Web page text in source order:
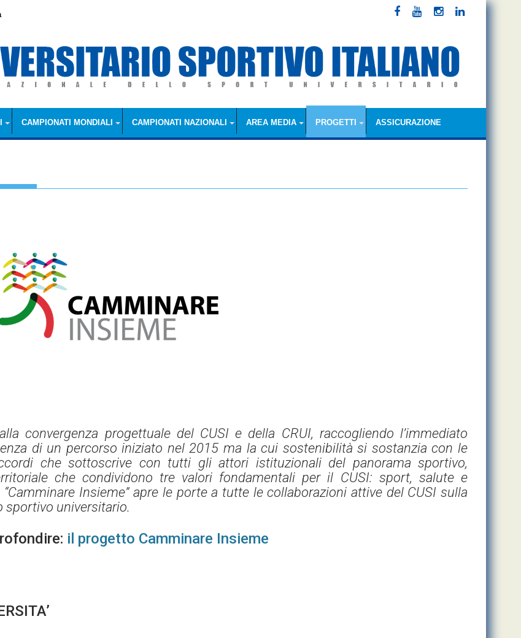
CAMPIONATI MONDIALI CAMPIONATI NAZIONALI AREA MEDIA PROGETTI ASSICURAZIONE
convergenza progettuale del CUSI e della CRUI, raccogliendo l’immediato
di un percorso iniziato nel 2015 ma la cui sostenibilità si sostanzia con le
che sottoscrive con tutti gli attori istituzionali del panorama sportivo,
che condividono tre valori fondamentali per il CUSI: sport, salute e
Insieme” apre le porte a tutte le collaborazioni attive del CUSI sulla
sportivo universitario.
il progetto Camminare Insieme